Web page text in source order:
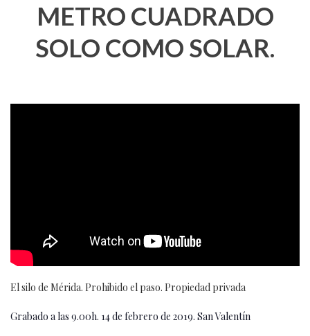
METRO CUADRADO
SOLO COMO SOLAR.
El silo de Mérida. Prohibido el paso. Propiedad privada
Grabado a las 9.00h. 14 de febrero de 2019. San Valentín